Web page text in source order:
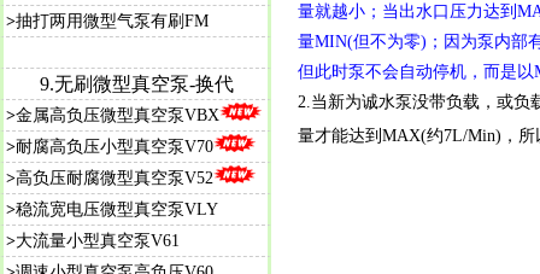
量就越小；当出水口压力达到
量MIN(但不为零)；因为泵内部
但此时泵不会自动停机，而是
2.当新为诚水泵没带负载，或
量才能达到MAX(约7L/Min)，所
>抽打两用微型气泵有刷FM
9.无刷微型真空泵-换代
>金属高负压微型真空泵VBX
>耐腐高负压小型真空泵V70
>高负压耐腐微型真空泵V52
>稳流宽电压微型真空泵VLY
>大流量小型真空泵V61